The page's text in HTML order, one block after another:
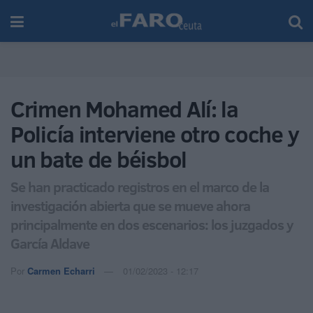
Crimen Mohamed Alí: la
Policía interviene otro coche y
un bate de béisbol
Se han practicado registros en el marco de la
investigación abierta que se mueve ahora
principalmente en dos escenarios: los juzgados y
García Aldave
Por Carmen Echarri 01/02/2023 - 12:17